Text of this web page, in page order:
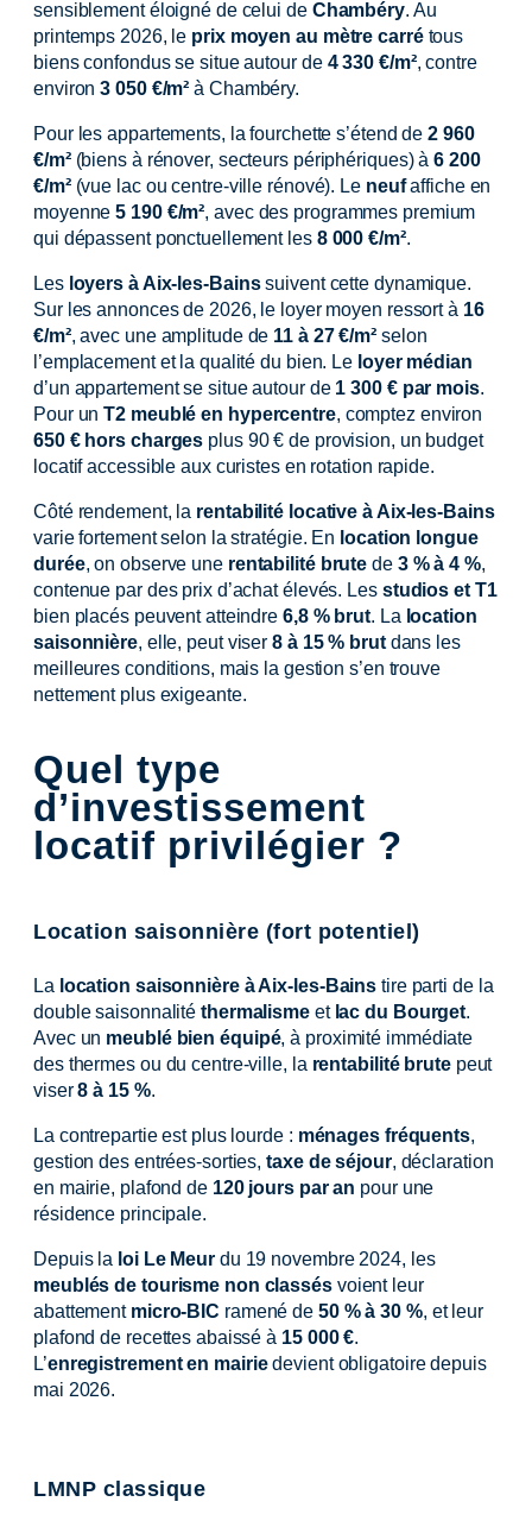
sensiblement éloigné de celui de Chambéry. Au
printemps 2026, le prix moyen au mètre carrétous
biens confondus se situe autour de 4 330 €/m², contre
environ3 050 €/m² à Chambéry.
Pour les appartements, la fourchette s’étend de2 960
€/m²(biens à rénover, secteurs périphériques) à6 200
€/m²(vue lac ou centre-ville rénové). Le neufaffiche en
moyenne5 190 €/m², avec des programmes premium
qui dépassent ponctuellement les 8 000 €/m².
Les loyers à Aix-les-Bainssuivent cette dynamique.
Sur les annonces de 2026, le loyer moyen ressort à 16
€/m², avec une amplitude de 11 à 27 €/m² selon
l’emplacement et la qualité du bien. Le loyer médian
d’un appartement se situe autour de 1 300 € par mois.
Pour unT2 meublé en hypercentre, comptez environ
650 € hors charges plus 90 € de provision, un budget
locatif accessible aux curistes en rotation rapide.
Côté rendement, la rentabilité locative à Aix-les-Bains
varie fortement selon la stratégie. En location longue
durée, on observe une rentabilité brute de 3 % à 4 %,
contenue par des prix d’achat élevés. Les studios et T1
bien placés peuvent atteindre 6,8 % brut. La location
saisonnière, elle, peut viser8 à 15 % brutdans les
meilleures conditions, mais la gestion s’en trouve
nettement plus exigeante.
Quel type
d’investissement
locatif privilégier ?
Location saisonnière (fort potentiel)
La location saisonnière à Aix-les-Bains tire parti de la
double saisonnalité thermalismeet lac du Bourget.
Avec un meublé bien équipé, à proximité immédiate
des thermes ou du centre-ville, la rentabilité brutepeut
viser8 à 15 %.
La contrepartie est plus lourde : ménages fréquents,
gestion des entrées-sorties,taxe de séjour, déclaration
en mairie, plafond de 120 jours par an pour une
résidence principale.
Depuis la loi Le Meurdu 19 novembre 2024, les
meublés de tourisme non classésvoient leur
abattement micro-BIC ramené de 50 % à 30 %, et leur
plafond de recettes abaissé à 15 000 €.
L’enregistrement en mairiedevient obligatoire depuis
mai 2026.
LMNP classique